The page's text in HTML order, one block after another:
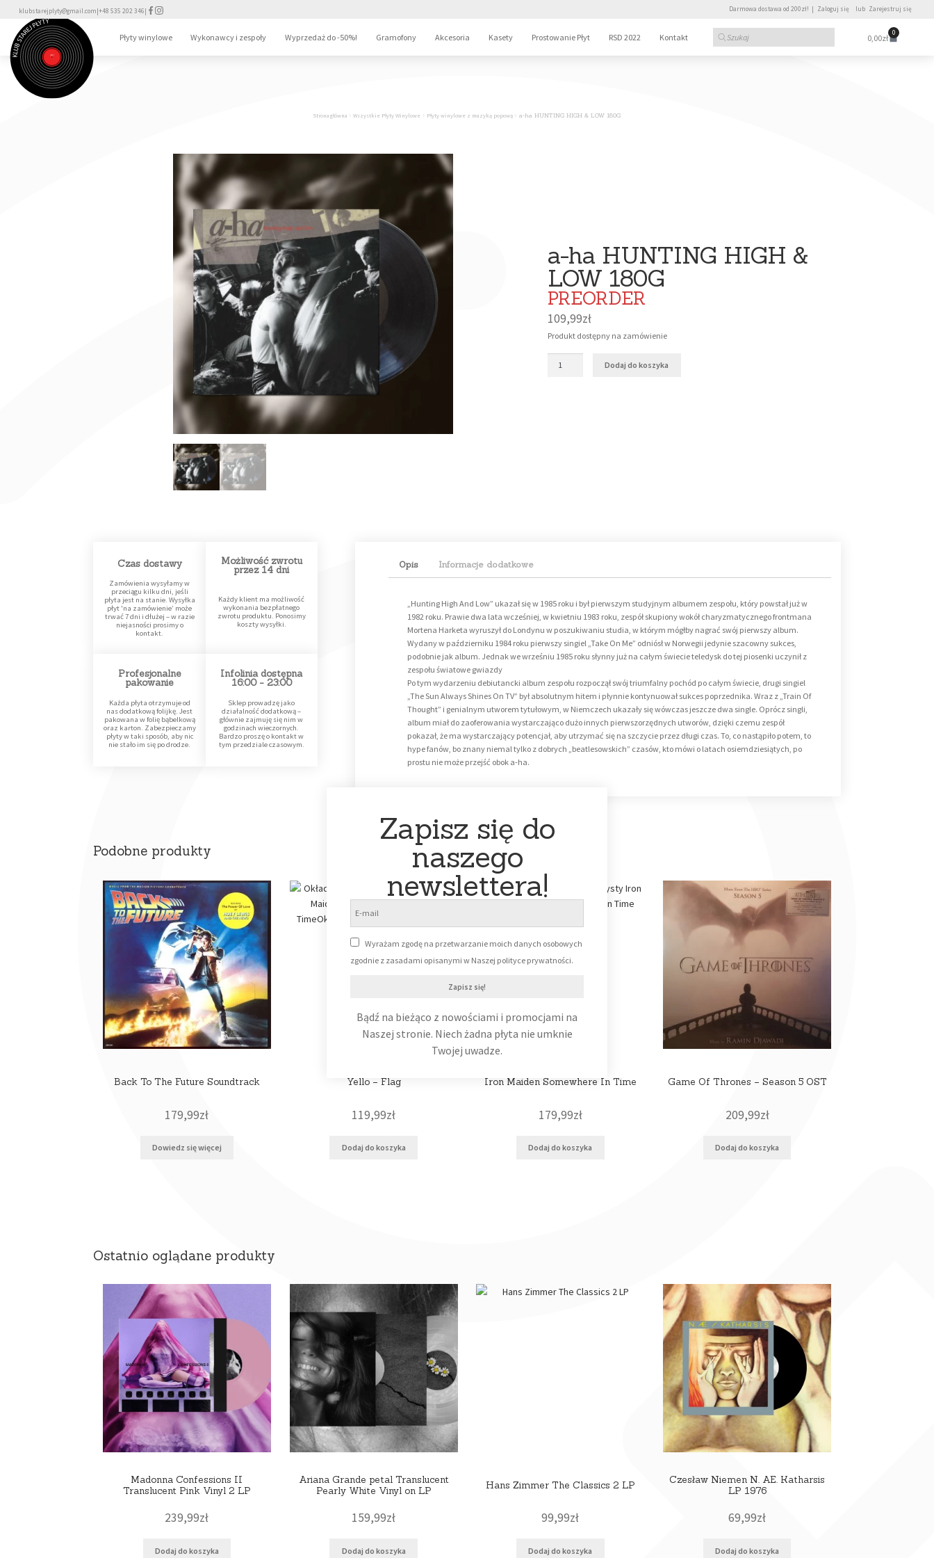
klubstarejplyty@gmail.com|+48 535 202 346| Darmowa dostawa od 200zł! | Zaloguj się lub Zarejestruj się
Płyty winylowe Wykonawcy i zespoły Wyprzedaż do -50%! Gramofony Akcesoria Kasety Prostowanie Płyt RSD 2022 Kontakt 0,00zł
0
Strona główna Wszystkie Płyty Winylowe Płyty winylowe z muzyką popową a-ha HUNTING HIGH & LOW 180G
a-ha HUNTING HIGH &
LOW 180G
PREORDER
109,99zł
Produkt dostępny na zamówienie
Dodaj do koszyka
Czas dostawy
Zamówienia wysyłamy w
przeciągu kilku dni, jeśli
płyta jest na stanie. Wysyłka
płyt 'na zamówienie’ może
trwać 7 dni i dłużej – w razie
niejasności prosimy o
kontakt.
Możliwość zwrotu
przez 14 dni
Każdy klient ma możliwość
wykonania bezpłatnego
zwrotu produktu. Ponosimy
koszty wysyłki.
Profesjonalne
pakowanie
Każda płyta otrzymuje od
nas dodatkową folijkę. Jest
pakowana w folię bąbelkową
oraz karton. Zabezpieczamy
płyty w taki sposób, aby nic
nie stało im się po drodze.
Infolinia dostępna
16:00 - 23:00
Sklep prowadzę jako
działalność dodatkową –
głównie zajmuję się nim w
godzinach wieczornych.
Bardzo proszę o kontakt w
tym przedziale czasowym.
Opis Informacje dodatkowe
„Hunting High And Low” ukazał się w 1985 roku i był pierwszym studyjnym albumem zespołu, który powstał już w
1982 roku. Prawie dwa lata wcześniej, w kwietniu 1983 roku, zespół skupiony wokół charyzmatycznego frontmana
Mortena Harketa wyruszył do Londynu w poszukiwaniu studia, w którym mógłby nagrać swój pierwszy album.
Wydany w październiku 1984 roku pierwszy singiel „Take On Me” odniósł w Norwegii jedynie szacowny sukces,
podobnie jak album. Jednak we wrześniu 1985 roku słynny już na całym świecie teledysk do tej piosenki uczynił z
zespołu światowe gwiazdy
Po tym wydarzeniu debiutancki album zespołu rozpoczął swój triumfalny pochód po całym świecie, drugi singiel
„The Sun Always Shines On TV” był absolutnym hitem i płynnie kontynuował sukces poprzednika. Wraz z „Train Of
Thought” i genialnym utworem tytułowym, w Niemczech ukazały się wówczas jeszcze dwa single. Oprócz singli,
album miał do zaoferowania wystarczająco dużo innych pierwszorzędnych utworów, dzięki czemu zespół
pokazał, że ma wystarczający potencjał, aby utrzymać się na szczycie przez długi czas. To, co nastąpiło potem, to
hype fanów, bo znany niemal tylko z dobrych „beatlesowskich” czasów, kto mówi o latach osiemdziesiątych, po
prostu nie może przejść obok a-ha.
Podobne produkty
Back To The Future Soundtrack
179,99zł
Dowiedz się więcej
Yello – Flag
119,99zł
Dodaj do koszyka
Iron Maiden Somewhere In Time
179,99zł
Dodaj do koszyka
Game Of Thrones – Season 5 OST
209,99zł
Dodaj do koszyka
Ostatnio oglądane produkty
Madonna Confessions II
Translucent Pink Vinyl 2 LP
239,99zł
Dodaj do koszyka
Ariana Grande petal Translucent
Pearly White Vinyl on LP
159,99zł
Dodaj do koszyka
Hans Zimmer The Classics 2 LP
99,99zł
Dodaj do koszyka
Czesław Niemen N. AE. Katharsis
LP 1976
69,99zł
Dodaj do koszyka
Zapisz się do
naszego
newslettera!
Wyrażam zgodę na przetwarzanie moich danych osobowych
zgodnie z zasadami opisanymi w Naszej polityce prywatności.
Zapisz się!
Bądź na bieżąco z nowościami i promocjami na
Naszej stronie. Niech żadna płyta nie umknie
Twojej uwadze.